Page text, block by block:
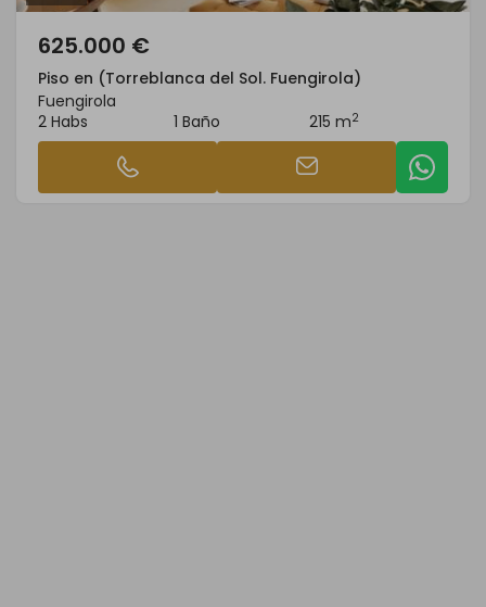
625.000 €
Piso en (Torreblanca del Sol. Fuengirola)
Fuengirola
2 Habs
1 Baño 215 m2